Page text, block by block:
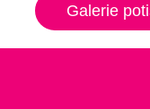
Galerie